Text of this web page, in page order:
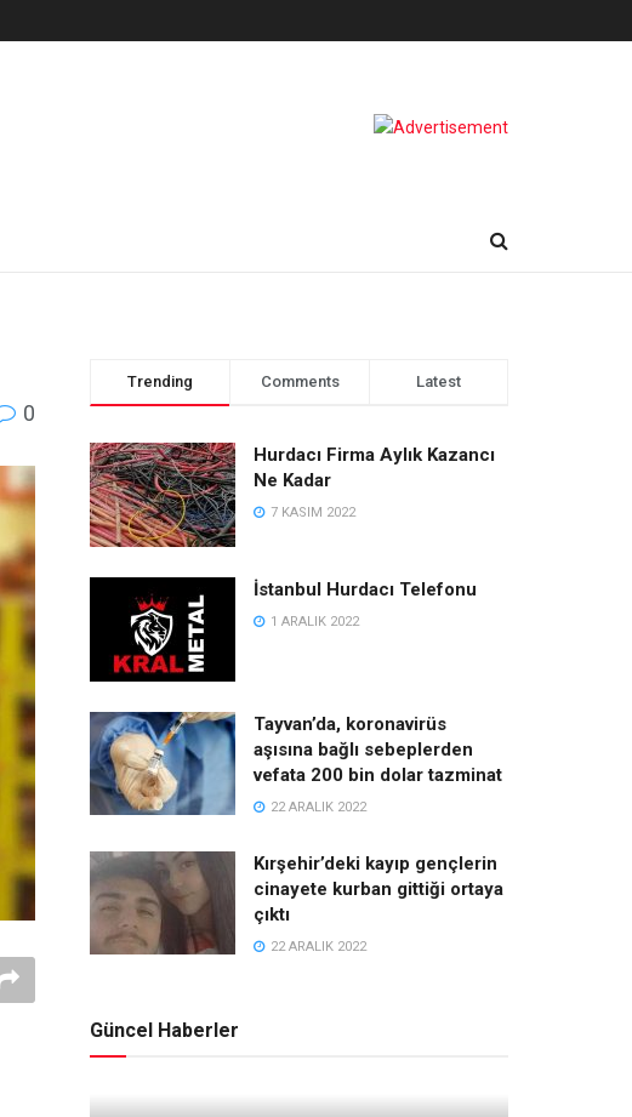
0
Trending Comments Latest
Hurdacı Firma Aylık Kazancı
Ne Kadar
7 KASIM 2022
İstanbul Hurdacı Telefonu
1 ARALIK 2022
Tayvan’da, koronavirüs
aşısına bağlı sebeplerden
vefata 200 bin dolar tazminat
22 ARALIK 2022
Kırşehir’deki kayıp gençlerin
cinayete kurban gittiği ortaya
çıktı
22 ARALIK 2022
Güncel Haberler